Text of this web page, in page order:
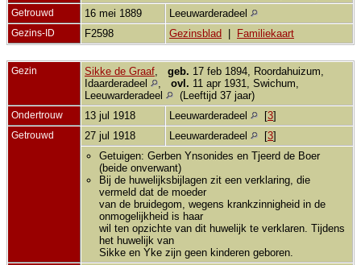
Getrouwd 16 mei 1889 Leeuwarderadeel
Gezins-ID F2598 Gezinsblad Familiekaart
Gezin Sikke de Graaf geb. 17 feb 1894, Roordahuizum,
Idaarderadeel
ovl. 11 apr 1931, Swichum,
Leeuwarderadeel
(Leeftijd 37 jaar)
Ondertrouw 13 jul 1918 Leeuwarderadeel [3]
Getrouwd 27 jul 1918 Leeuwarderadeel [3]
Getuigen: Gerben Ynsonides en Tjeerd de Boer
(beide onverwant)
Bij de huwelijksbijlagen zit een verklaring, die
vermeld dat de moeder
van de bruidegom, wegens krankzinnigheid in de
onmogelijkheid is haar
wil ten opzichte van dit huwelijk te verklaren. Tijdens
het huwelijk van
Sikke en Yke zijn geen kinderen geboren.